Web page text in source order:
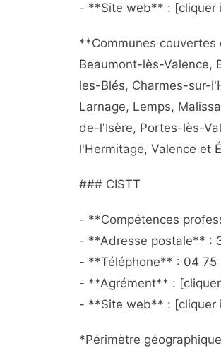
- **Site web** : [cliquer
**Communes couvertes
Beaumont-lès-Valence,
les-Blés, Charmes-sur-
Larnage, Lemps,
de-l'Isère, Portes-lès-
l'Hermitage, Valence et
### CISTT
- **Compétences
- **Adresse postale** :
- **Téléphone** : 04 75
- **Agrément** :
- **Site web** : [cliquer
*Périmètre